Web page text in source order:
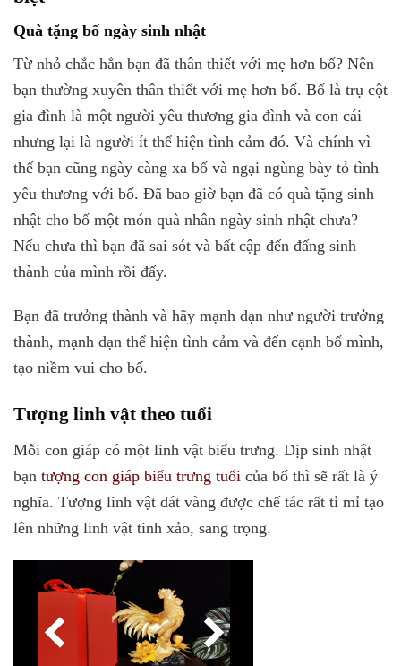
Quà tặng bố ngày sinh nhật
Từ nhỏ chắc hẳn bạn đã thân thiết với mẹ hơn bố? Nên
bạn thường xuyên thân thiết với mẹ hơn bố. Bố là trụ cột
gia đình là một người yêu thương gia đình và con cái
nhưng lại là người ít thể hiện tình cảm đó. Và chính vì
thế bạn cũng ngày càng xa bố và ngại ngùng bày tỏ tình
yêu thương với bố. Đã bao giờ bạn đã có quà tặng sinh
nhật cho bố một món quà nhân ngày sinh nhật chưa?
Nếu chưa thì bạn đã sai sót và bất cập đến đấng sinh
thành của mình rồi đấy.
Bạn đã trưởng thành và hãy mạnh dạn như người trưởng
thành, mạnh dạn thể hiện tình cảm và đến cạnh bố mình,
tạo niềm vui cho bố.
Tượng linh vật theo tuổi
Mỗi con giáp có một linh vật biểu trưng. Dịp sinh nhật
bạn tượng con giáp biểu trưng tuổi của bố thì sẽ rất là ý
nghĩa. Tượng linh vật dát vàng được chế tác rất tỉ mỉ tạo
lên những linh vật tinh xảo, sang trọng.